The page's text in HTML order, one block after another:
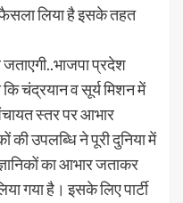
फैसला लिया है इसके तहत
प्रदेश
कि चंद्रयान व सूर्य मिशन में
स्तर पर आभार
की उपलब्धि ने पूरी दुनिया में
का आभार जताकर
गया है। इसके लिए पार्टी